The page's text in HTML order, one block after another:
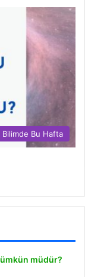
Bilimde Bu Hafta
müdür?